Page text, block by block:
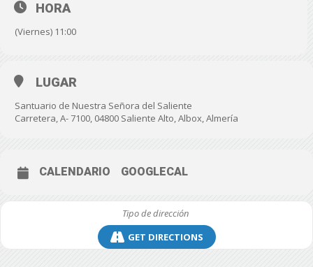
HORA
(Viernes) 11:00
LUGAR
Santuario de Nuestra Señora del Saliente
Carretera, A- 7100, 04800 Saliente Alto, Albox, Almería
CALENDARIO GOOGLECAL
GET DIRECTIONS